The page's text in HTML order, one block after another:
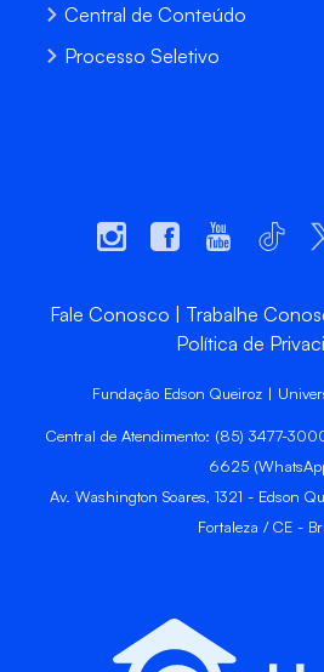
Central de Conteúdo
Processo Seletivo
Fale Conosco Trabalhe
Política de
Fundação Edson Queiroz |
Central de Atendimento: (85) 3477-
6625
Av. Washington Soares, 1321 - Edson
Fortaleza / CE -